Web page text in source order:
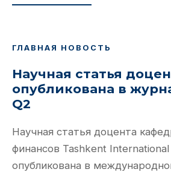
ГЛАВНАЯ НОВОСТЬ
Научная статья
опубликована в
Q2
Научная статья доцента
финансов Tashkent
опубликована в